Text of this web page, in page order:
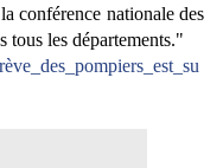
conférence nationale des
tous les départements."